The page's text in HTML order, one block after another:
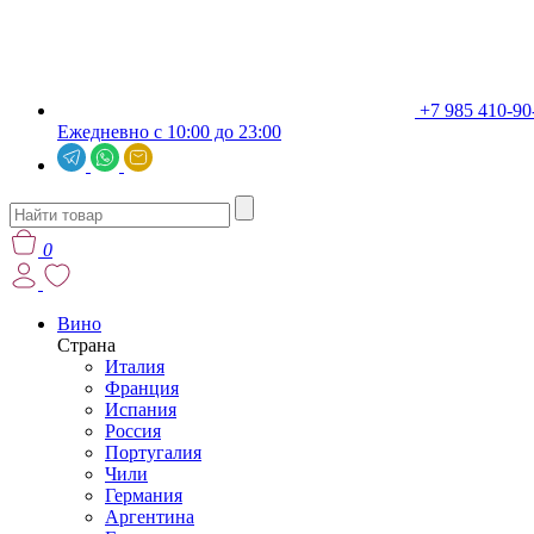
+7 985 410-
Ежедневно с 10:00 до 23:00
0
Вино
Страна
Италия
Франция
Испания
Россия
Португалия
Чили
Германия
Аргентина